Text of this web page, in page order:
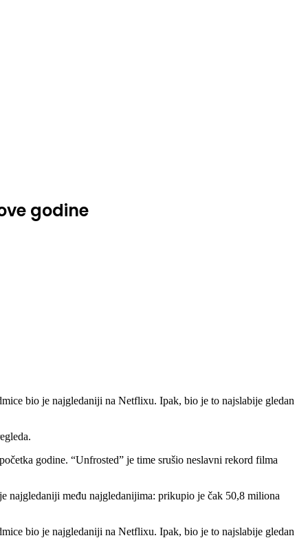
godine
bio je najgledaniji na Netflixu. Ipak, bio je to najslabije gledan
godine. “Unfrosted” je time srušio neslavni rekord filma
najgledaniji među najgledanijima: prikupio je čak 50,8 miliona
bio je najgledaniji na Netflixu. Ipak, bio je to najslabije gledan